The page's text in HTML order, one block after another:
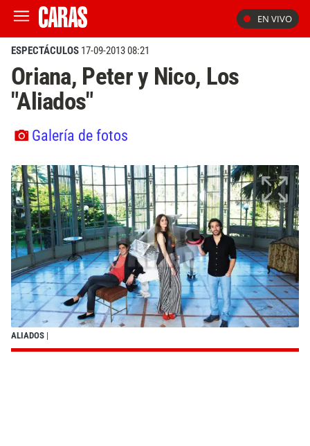
EN VIVO
ESPECTÁCULOS 17-09-2013 08:21
Oriana, Peter y Nico, Los
"Aliados"
Galería de fotos
ALIADOS |